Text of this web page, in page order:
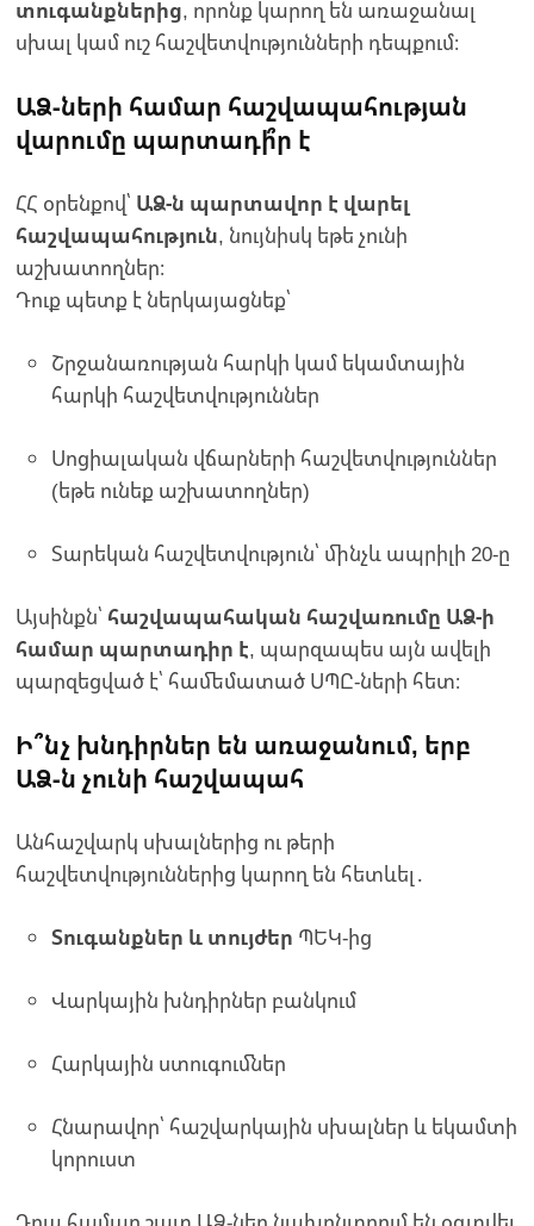
տուգանքներից, որոնք կարող են առաջանալ
սխալ կամ ուշ հաշվետվությունների դեպքում։
ԱՁ-ների համար հաշվապահության
վարումը պարտադի՞ր է
ՀՀ օրենքով՝ ԱՁ-ն պարտավոր է վարել
հաշվապահություն, նույնիսկ եթե չունի
աշխատողներ։
Դուք պետք է ներկայացնեք՝
Շրջանառության հարկի կամ եկամտային
հարկի հաշվետվություններ
Սոցիալական վճարների հաշվետվություններ
(եթե ունեք աշխատողներ)
Տարեկան հաշվետվություն՝ մինչև ապրիլի 20-ը
Այսինքն՝ հաշվապահական հաշվառումը ԱՁ-ի
համար պարտադիր է, պարզապես այն ավելի
պարզեցված է՝ համեմատած ՍՊԸ-ների հետ։
Ի՞նչ խնդիրներ են առաջանում, երբ
ԱՁ-ն չունի հաշվապահ
Անհաշվարկ սխալներից ու թերի
հաշվետվություններից կարող են հետևել․
Տուգանքներ և տույժեր ՊԵԿ-ից
Վարկային խնդիրներ բանկում
Հարկային ստուգումներ
Հնարավոր՝ հաշվարկային սխալներ և եկամտի
կորուստ